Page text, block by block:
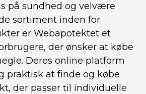
på sundhed og velvære
sortiment inden for
er Webapotektet et
der ønsker at købe
Deres online platform
praktisk at finde og købe
der passer til individuelle